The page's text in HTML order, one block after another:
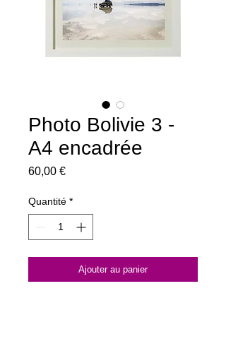
Photo Bolivie 3 -
A4 encadrée
60,00 €Prix
Quantité *
Ajouter au panier